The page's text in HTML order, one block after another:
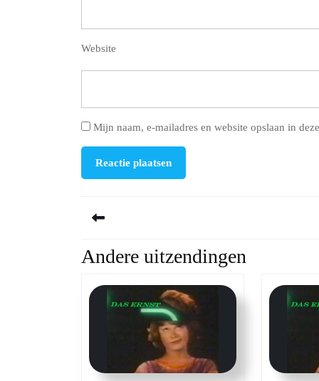
Website
Mijn naam, e-mailadres en website opslaan in
Previous
Andere uitzendingen